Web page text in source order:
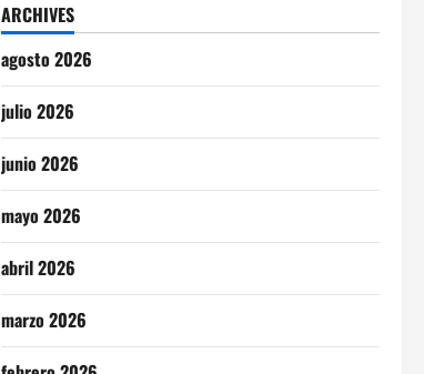
ARCHIVES
agosto 2026
julio 2026
junio 2026
mayo 2026
abril 2026
marzo 2026